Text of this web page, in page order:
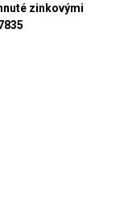
zinkovými